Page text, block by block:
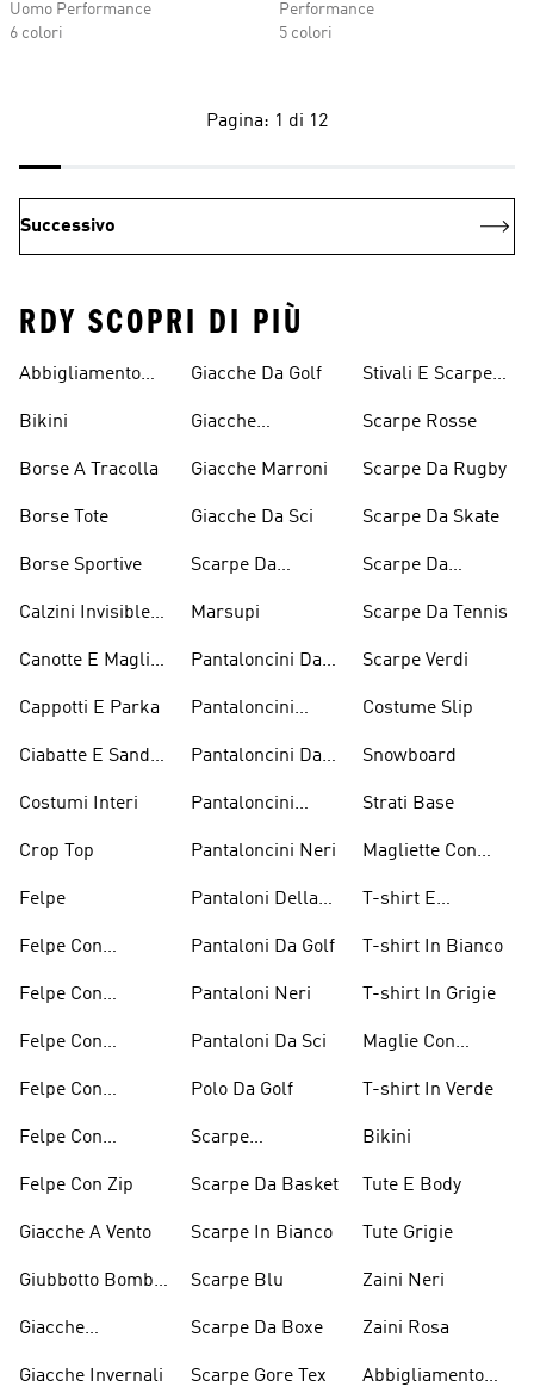
Uomo Performance
6 colori
Performance
5 colori
Pagina: 1 di 12
Successivo
RDY SCOPRI DI PIÙ
Abbigliamento
Bikini
Borse A Tracolla
Borse Tote
Borse Sportive
Calzini Invisible
Canotte E Maglie
Cappotti E Parka
Ciabatte E Sandali
Costumi Interi
Crop Top
Felpe
Felpe Con
Bordeaux
Felpe Con
Felpe Con
Felpe Con
Felpe Con
Felpe Con Zip
Giacche A Vento
Giubbotto Bomber
Imbottiti
Giacche
Giacche Invernali
Giacche Da Golf
Giacche
Giacche Marroni
Giacche Da Sci
Scarpe Da
Marsupi
Pantaloncini Da
Pantaloncini
Pantaloncini Da
Pantaloncini
Ginocchio
Pantaloncini Neri
Pantaloni Della
Pantaloni Da Golf
Pantaloni Neri
Pantaloni Da Sci
Polo Da Golf
Scarpe
Scarpe Da Basket
Scarpe In Bianco
Scarpe Blu
Scarpe Da Boxe
Scarpe Gore Tex
Stivali E Scarpe
Scarpe Rosse
Scarpe Da Rugby
Scarpe Da Skate
Scarpe Da
Scarpe Da Tennis
Scarpe Verdi
Costume Slip
Snowboard
Strati Base
Magliette Con
T-shirt E
Arancioni
T-shirt In Bianco
T-shirt In Grigie
Maglie Con
T-shirt In Verde
Bikini
Tute E Body
Tute Grigie
Zaini Neri
Zaini Rosa
Abbigliamento